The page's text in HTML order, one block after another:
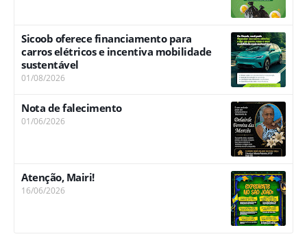
Sicoob oferece financiamento para
carros elétricos e incentiva mobilidade
sustentável
01/08/2026
Nota de falecimento
01/06/2026
Atenção, Mairi!
16/06/2026